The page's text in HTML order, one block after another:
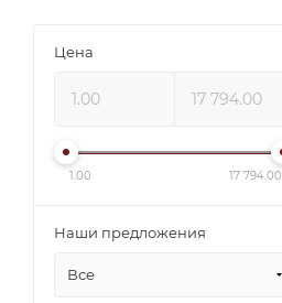
Цена
1.00 17 794.00
Наши предложения
Все